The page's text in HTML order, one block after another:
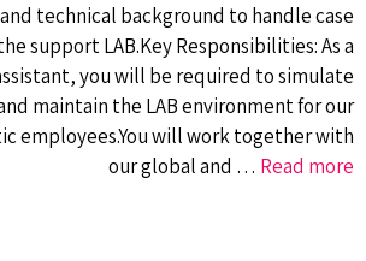
technical background to handle case
support LAB.Key Responsibilities: As a
you will be required to simulate
maintain the LAB environment for our
employees.You will work together with
our global and … Read more